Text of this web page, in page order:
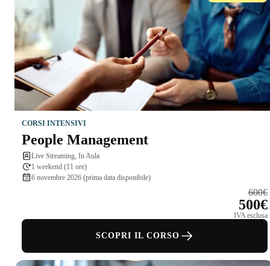
CORSI INTENSIVI
People Management
Live Streaming, In Aula
1 weekend (11 ore)
6 novembre 2026 (prima data disponibile)
600€
500€
IVA esclusa
SCOPRI IL CORSO